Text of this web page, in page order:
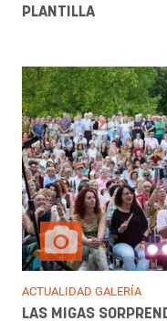
PLANTILLA
ACTUALIDAD GALERÍA
LAS MIGAS